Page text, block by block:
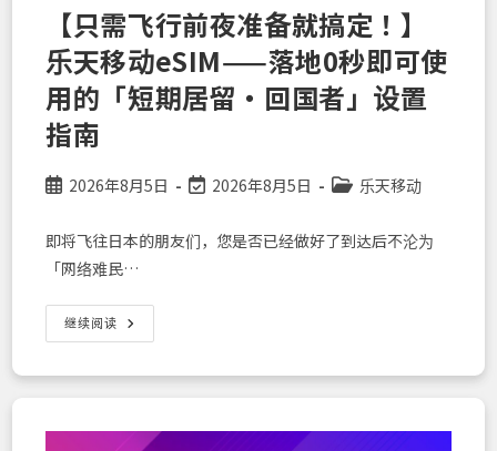
质
0
日
元
用
尽”
购
案”
的
法
【只需飞行前夜准备就搞定！】
乐天移动eSIM——落地0秒即可使
用的「短期居留・回国者」设置
指南
Post2026年8月5日
Post
modified:
2026年8月5日
Post乐天移动
即将飞往日本的朋友们，您是否已经做好了到达后不沦为
「网络难民…
继续阅读 【只
需
行
前
备